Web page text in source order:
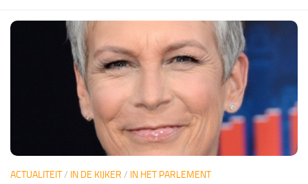
ACTUALITEIT/ IN DE KIJKER / IN HET PARLEMENT